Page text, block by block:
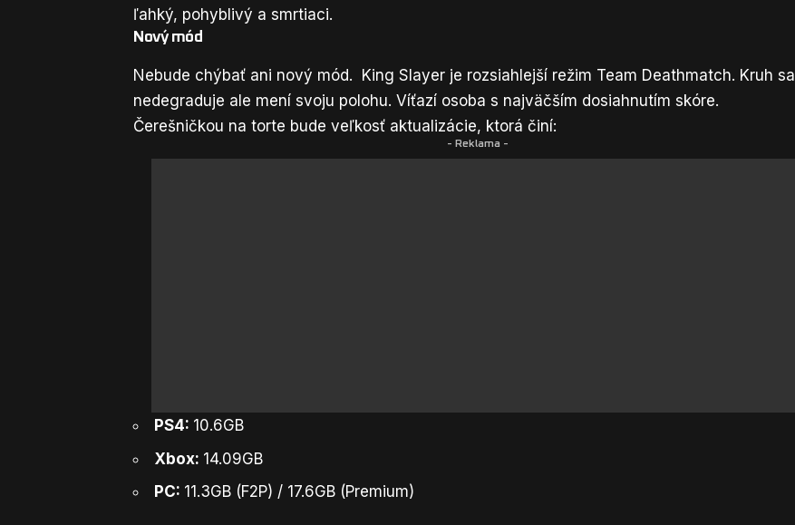
ľahký, pohyblivý a smrtiaci.
Nový mód
Nebude chýbať ani nový mód. King Slayer je rozsiahlejší režim Team Deathmatch. Kruh sa
nedegraduje ale mení svoju polohu. Víťazí osoba s najväčším dosiahnutím skóre.
Čerešničkou na torte bude veľkosť aktualizácie, ktorá činí:
- Reklama -
PS4: 10.6GB
Xbox: 14.09GB
PC: 11.3GB (F2P) / 17.6GB (Premium)